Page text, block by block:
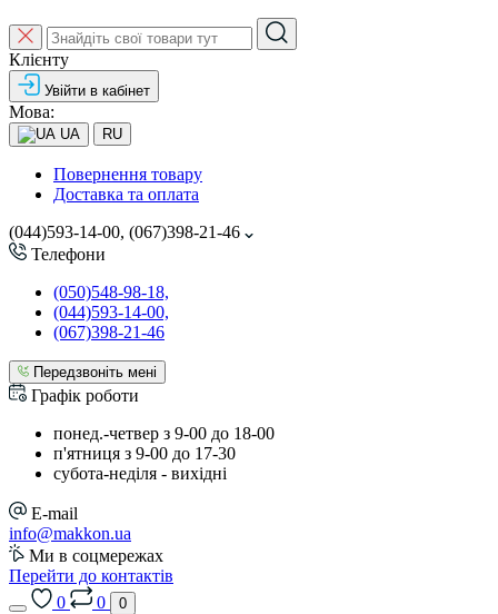
Клієнту
Увійти в кабінет
Мова:
UA RU
Повернення товару
Доставка та оплата
(044)593-14-00, (067)398-21-46
Телефони
(050)548-98-18,
(044)593-14-00,
(067)398-21-46
Передзвоніть мені
Графік роботи
понед.-четвер з 9-00 до 18-00
п'ятниця з 9-00 до 17-30
cубота-неділя - вихідні
E-mail
info@makkon.ua
Ми в соцмережах
Перейти до контактів
0
0 0